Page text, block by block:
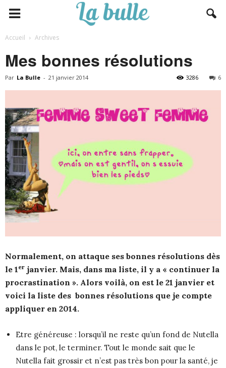
Accueil Archives
Mes bonnes résolutions
Par La Bulle - 21 janvier 2014 6
3286
Normalement, on attaque ses bonnes résolutions dès
le 1 er janvier. Mais, dans ma liste, il y a « continuer la
procrastination ». Alors voilà, on est le 21 janvier et
voici la liste des bonnes résolutions que je compte
appliquer en 2014.
Etre généreuse : lorsqu’il ne reste qu’un fond de Nutella
dans le pot, le terminer. Tout le monde sait que le
Nutella fait grossir et n’est pas très bon pour la santé, je